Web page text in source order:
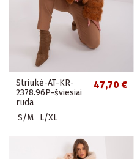
Striukė-AT-KR-
2378.96P-šviesiai
ruda
47,70 €
S/M L/XL